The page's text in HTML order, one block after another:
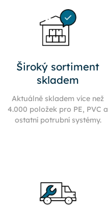
Široký sortiment
skladem
Aktuálně skladem více než
4.000 položek pro PE, PVC a
ostatní potrubní systémy.